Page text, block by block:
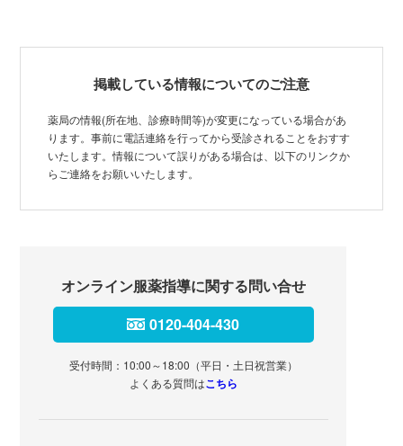
掲載している情報についてのご注意
薬局の情報(所在地、診療時間等)が変更になっている場合があ
ります。事前に電話連絡を行ってから受診されることをおすす
いたします。情報について誤りがある場合は、以下のリンクか
らご連絡をお願いいたします。
オンライン服薬指導に関する問い合せ
0120-404-430
受付時間：10:00～18:00（平日・土日祝営業）
よくある質問はこちら